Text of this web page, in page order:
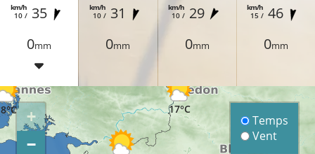
10 /
km/h 35
0mm
10 /
km/h 31
0mm
10 /
km/h 29
0mm
15 /
km/h 46
0mm
14°C
16°C
17°C
+
−
Temps
Vent